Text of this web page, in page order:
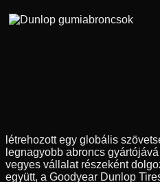
létrehozott egy globális
legnagyobb abroncs
vegyes vállalat részeként
együtt, a Goodyear Dunlop